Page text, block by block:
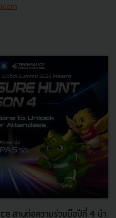
สานต่อความร่วมมือปีที่ 4 นำ